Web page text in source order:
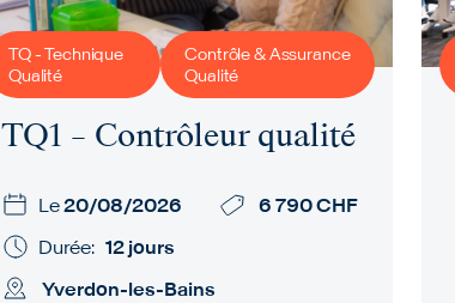
TQ - Technique
Qualité
Contrôle & Assurance
Qualité
TQ1 – Contrôleur qualité
Le20/08/2026
6 790 CHF
Durée: 12 jours
Yverdon-les-Bains